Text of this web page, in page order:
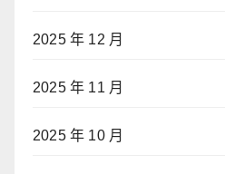
2025 年 12 月
2025 年 11 月
2025 年 10 月